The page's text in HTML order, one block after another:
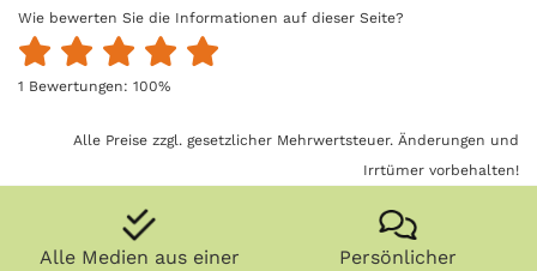
Wie bewerten Sie die Informationen auf dieser Seite?
1 Bewertungen: 100%
Alle Preise zzgl. gesetzlicher Mehrwertsteuer. Änderungen und
Irrtümer vorbehalten!
Alle Medien aus einer
Persönlicher